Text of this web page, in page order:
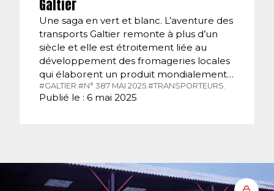
Galtier
Une saga en vert et blanc. L’aventure des
transports Galtier remonte à plus d’un
siècle et elle est étroitement liée au
développement des fromageries locales
qui élaborent un produit mondialement…
#GALTIER.#N° 387 MAI 2025.#TRANSPORTEURS.
Publié le : 6 mai 2025